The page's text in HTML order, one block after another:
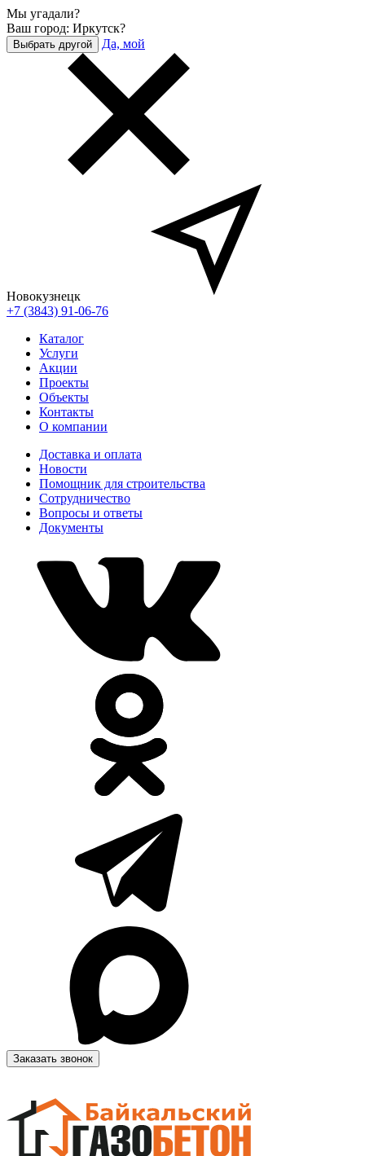
Мы угадали?
Ваш город: Иркутск?
Выбрать другой Да, мой
Новокузнецк
+7 (3843) 91-06-76
Каталог
Услуги
Акции
Проекты
Объекты
Контакты
О компании
Доставка и оплата
Новости
Помощник для строительства
Сотрудничество
Вопросы и ответы
Документы
Заказать звонок